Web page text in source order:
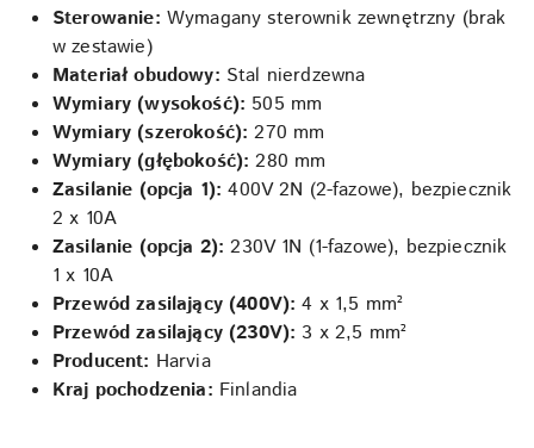
Sterowanie: Wymagany sterownik zewnętrzny (brak
w zestawie)
Materiał obudowy: Stal nierdzewna
Wymiary (wysokość): 505 mm
Wymiary (szerokość): 270 mm
Wymiary (głębokość): 280 mm
Zasilanie (opcja 1): 400V 2N (2-fazowe), bezpiecznik
2 x 10A
Zasilanie (opcja 2): 230V 1N (1-fazowe), bezpiecznik
1 x 10A
Przewód zasilający (400V): 4 x 1,5 mm²
Przewód zasilający (230V): 3 x 2,5 mm²
Producent: Harvia
Kraj pochodzenia: Finlandia